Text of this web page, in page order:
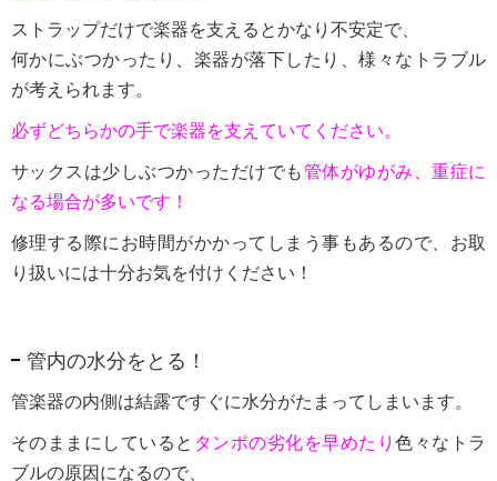
ストラップだけで楽器を支えるとかなり不安定で、
何かにぶつかったり、楽器が落下したり、様々なトラブル
が考えられます。
必ずどちらかの手で楽器を支えていてください。
サックスは少しぶつかっただけでも管体がゆがみ、重症に
なる場合が多いです！
修理する際にお時間がかかってしまう事もあるので、お取
り扱いには十分お気を付けください！
管内の水分をとる！
管楽器の内側は結露ですぐに水分がたまってしまいます。
そのままにしていると タンポの劣化を早めたり色々なトラ
ブルの原因になるので、